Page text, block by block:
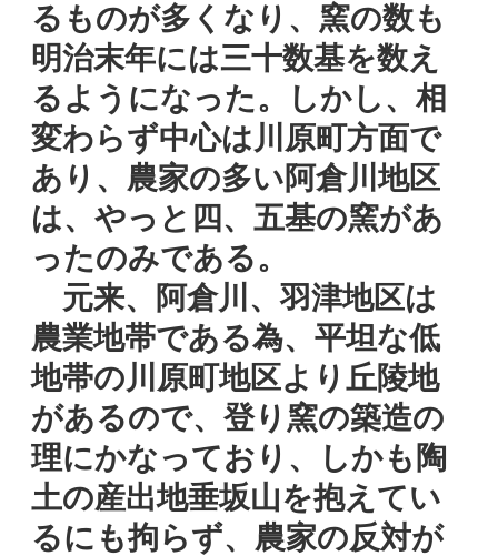
るものが多くなり、窯の数も
明治末年には三十数基を数え
るようになった。しかし、相
変わらず中心は川原町方面で
あり、農家の多い阿倉川地区
は、やっと四、五基の窯があ
ったのみである。
元来、阿倉川、羽津地区は
農業地帯である為、平坦な低
地帯の川原町地区より丘陵地
があるので、登り窯の築造の
理にかなっており、しかも陶
土の産出地垂坂山を抱えてい
るにも拘らず、農家の反対が